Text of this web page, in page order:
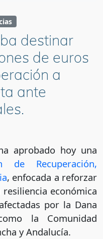
destinar
de euros
a
ante
aprobado hoy una
de Recuperación,
, enfocada a reforzar
económica
por la Dana
la Comunidad
y Andalucía.